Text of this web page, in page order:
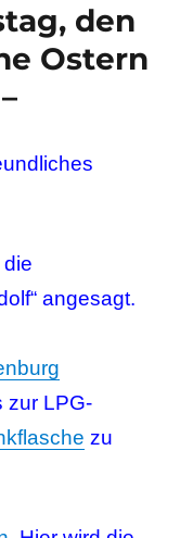
den
Ostern
angesagt.
zur LPG-
zu